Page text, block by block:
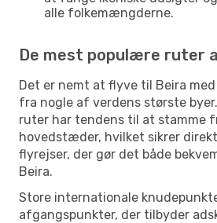
alle folkemængderne.
De mest populære ruter
Det er nemt at flyve til Beira
fra nogle af verdens største
ruter har tendens til at stamme
hovedstæder, hvilket sikrer
flyrejser, der gør det både
Beira.
Store internationale
afgangspunkter, der tilbyder